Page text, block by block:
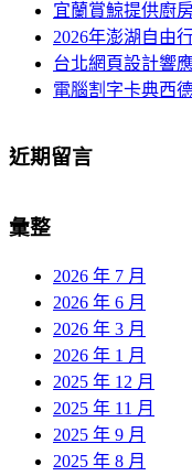
宜蘭賞鯨提供廚
2026年澎湖自由
台北網頁設計響
電腦割字卡典西
近期留言
彙整
2026 年 7 月
2026 年 6 月
2026 年 3 月
2026 年 1 月
2025 年 12 月
2025 年 11 月
2025 年 9 月
2025 年 8 月